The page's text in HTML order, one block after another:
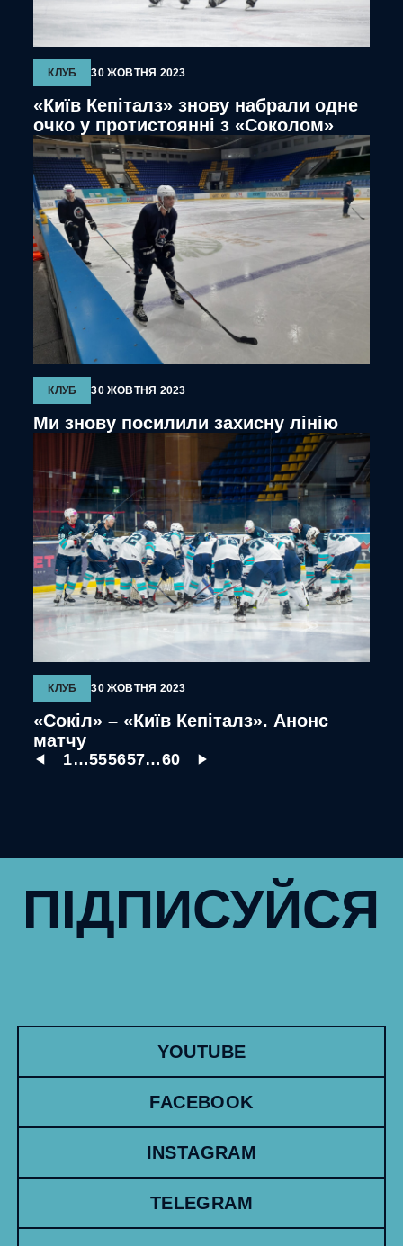
КЛУБ 30 ЖОВТНЯ 2023
«Київ Кепіталз» знову набрали одне
очко у протистоянні з «Соколом»
КЛУБ 30 ЖОВТНЯ 2023
Ми знову посилили захисну лінію
КЛУБ 30 ЖОВТНЯ 2023
«Сокіл» – «Київ Кепіталз». Анонс
матчу
1…555657…60
ПІДПИСУЙСЯ
YOUTUBE
FACEBOOK
INSTAGRAM
TELEGRAM